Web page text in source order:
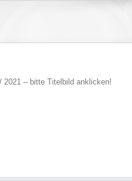
2021 – bitte Titelbild anklicken!